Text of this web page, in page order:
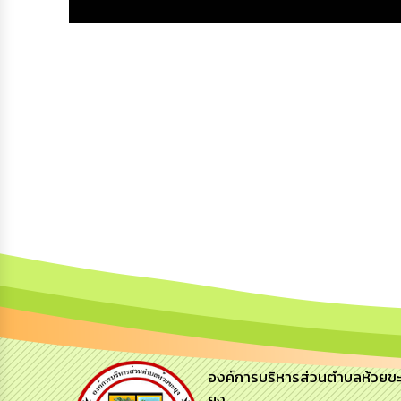
องค์การบริหารส่วนตำบลห้วยขะ